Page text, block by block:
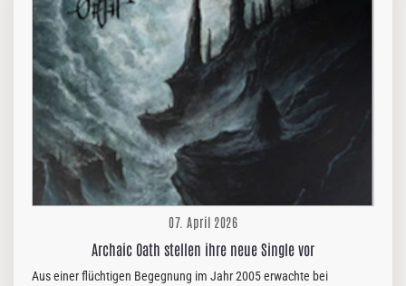
07. April 2026
Archaic Oath stellen ihre neue Single vor
Aus einer flüchtigen Begegnung im Jahr 2005 erwachte bei